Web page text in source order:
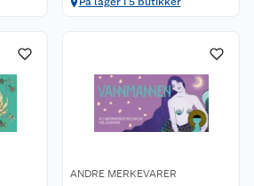
ANDRE MERKEVARER